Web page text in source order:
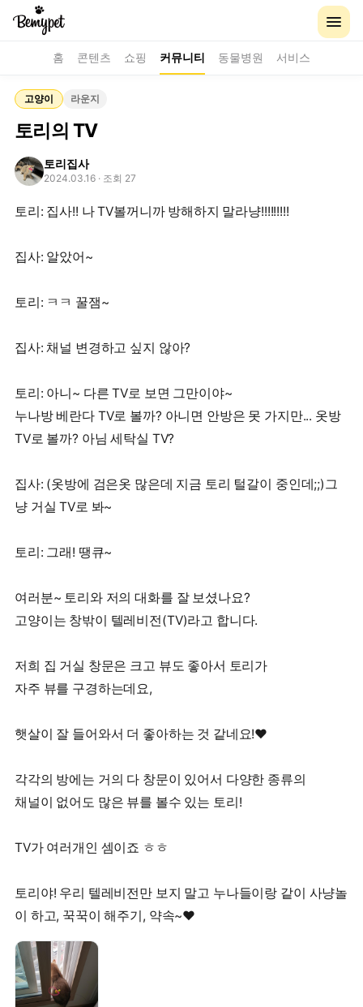
홈 콘텐츠 쇼핑 커뮤니티 동물병원 서비스
고양이 라운지
토리의 TV
토리집사
2024.03.16 · 조회 27
토리: 집사!! 나 TV볼꺼니까 방해하지 말라냥!!!!!!!!!
집사: 알았어~
토리: ㅋㅋ 꿀잼~
집사: 채널 변경하고 싶지 않아?
토리: 아니~ 다른 TV로 보면 그만이야~
누나방 베란다 TV로 볼까? 아니면 안방은 못 가지만... 옷방
TV로 볼까? 아님 세탁실 TV?
집사: (옷방에 검은옷 많은데 지금 토리 털갈이 중인데;;)그
냥 거실 TV로 봐~
토리: 그래! 땡큐~
여러분~ 토리와 저의 대화를 잘 보셨나요?
고양이는 창밖이 텔레비전(TV)라고 합니다.
저희 집 거실 창문은 크고 뷰도 좋아서 토리가
자주 뷰를 구경하는데요,
햇살이 잘 들어와서 더 좋아하는 것 같네요!♥
각각의 방에는 거의 다 창문이 있어서 다양한 종류의
채널이 없어도 많은 뷰를 볼수 있는 토리!
TV가 여러개인 셈이죠 ㅎㅎ
토리야! 우리 텔레비전만 보지 말고 누나들이랑 같이 사냥놀
이 하고, 꾹꾹이 해주기, 약속~♥